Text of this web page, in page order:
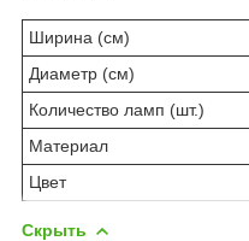
Ширина (см)
Диаметр (см)
Количество ламп (шт.)
Материал
Цвет
Скрыть